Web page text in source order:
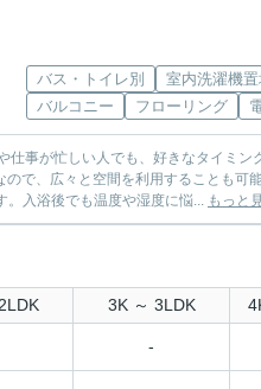
バス・トイレ別 室内洗濯機
バルコニー
フローリング
事が忙しい人でも、好きなタイミン
で、広々と空間を利用することも可
。入浴後でも温度や湿度に悩... もっと
3K ～ 3LDK
-